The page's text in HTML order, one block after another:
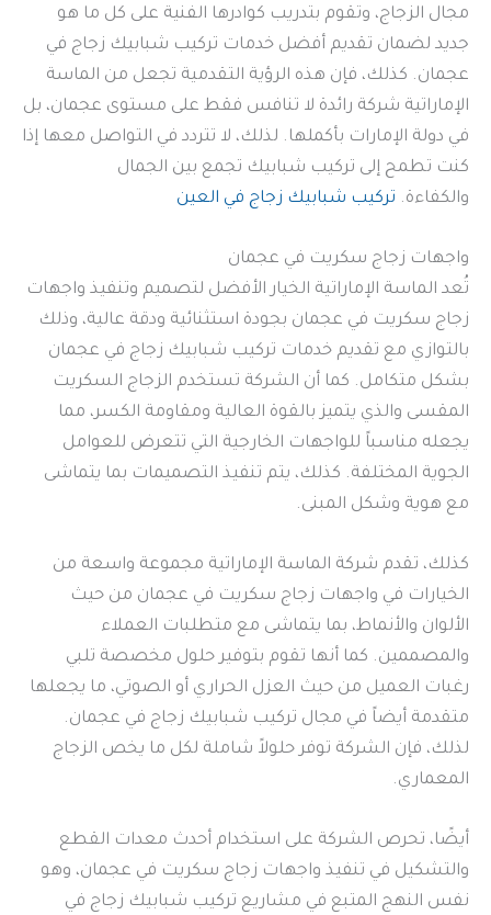
مجال الزجاج، وتقوم بتدريب كوادرها الفنية على كل ما هو
جديد لضمان تقديم أفضل خدمات تركيب شبابيك زجاج في
عجمان. كذلك، فإن هذه الرؤية التقدمية تجعل من الماسة
الإماراتية شركة رائدة لا تنافس فقط على مستوى عجمان، بل
في دولة الإمارات بأكملها. لذلك، لا تتردد في التواصل معها إذا
كنت تطمح إلى تركيب شبابيك تجمع بين الجمال
والكفاءة. تركيب شبابيك زجاج في العين
واجهات زجاج سكريت في عجمان
تُعد الماسة الإماراتية الخيار الأفضل لتصميم وتنفيذ واجهات
زجاج سكريت في عجمان بجودة استثنائية ودقة عالية، وذلك
بالتوازي مع تقديم خدمات تركيب شبابيك زجاج في عجمان
بشكل متكامل. كما أن الشركة تستخدم الزجاج السكريت
المقسى والذي يتميز بالقوة العالية ومقاومة الكسر، مما
يجعله مناسباً للواجهات الخارجية التي تتعرض للعوامل
الجوية المختلفة. كذلك، يتم تنفيذ التصميمات بما يتماشى
مع هوية وشكل المبنى.
كذلك، تقدم شركة الماسة الإماراتية مجموعة واسعة من
الخيارات في واجهات زجاج سكريت في عجمان من حيث
الألوان والأنماط، بما يتماشى مع متطلبات العملاء
والمصممين. كما أنها تقوم بتوفير حلول مخصصة تلبي
رغبات العميل من حيث العزل الحراري أو الصوتي، ما يجعلها
متقدمة أيضاً في مجال تركيب شبابيك زجاج في عجمان.
لذلك، فإن الشركة توفر حلولاً شاملة لكل ما يخص الزجاج
المعماري.
أيضًا، تحرص الشركة على استخدام أحدث معدات القطع
والتشكيل في تنفيذ واجهات زجاج سكريت في عجمان، وهو
نفس النهج المتبع في مشاريع تركيب شبابيك زجاج في